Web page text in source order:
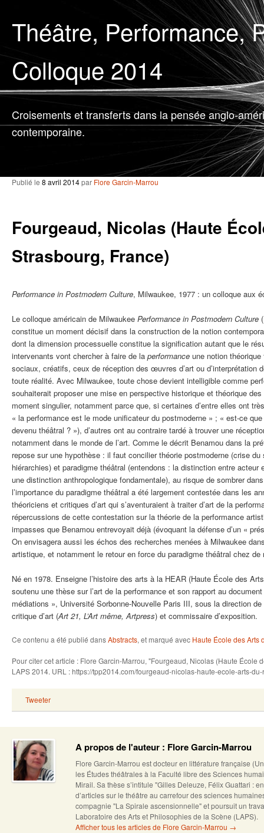
Théâtre, Performance,
Colloque 2014
Croisements et transferts dans la pensée anglo-
contemporaine.
Fourgeaud, Nicolas (Haute
Strasbourg, France)
Publié le 8 avril 2014par Flore Garcin-Marrou
Performance in Postmodern Culture, Milwaukee, 1977 : un colloque aux
Le colloque américain de Milwaukee Performance in Postmodern Culture
constitue un moment décisif dans la construction de la notion
dont la dimension processuelle constitue la signification autant que le
intervenants vont chercher à faire de la performance une notion
sociaux, créatifs, ceux de réception des œuvres d’art ou d’interprétation
toute réalité. Avec Milwaukee, toute chose devient intelligible comme
souhaiterait proposer une mise en perspective historique et théorique
moment singulier, notamment parce que, si certaines d’entre elles ont
« la performance est le mode unificateur du postmoderne » ; « est-ce
devenu théâtral ? »), d’autres ont au contraire tardé à trouver une
notamment dans le monde de l’art. Comme le décrit Benamou dans la
repose sur une hypothèse : il faut concilier théorie postmoderne (crise
hiérarchies) et paradigme théâtral (entendons : la distinction entre
une distinction anthropologique fondamentale), au risque de sombrer
l’importance du paradigme théâtral a été largement contestée dans les
théoriciens et critiques d’art qui s’aventuraient à traiter d’art de la
répercussions de cette contestation sur la théorie de la performance
impasses que Benamou entrevoyait déjà (évoquant la défense d’un «
On envisagera aussi les échos des recherches menées à Milwaukee
artistique, et notamment le retour en force du paradigme théâtral chez
Né en 1978. Enseigne l’histoire des arts à la HEAR (Haute École des
soutenu une thèse sur l’art de la performance et son rapport au
médiations », Université Sorbonne-Nouvelle Paris III, sous la direction
critique d’art (Art 21, L’Art même, Artpress) et commissaire d’exposition.
Ce contenu a été publié dansAbstracts, et marqué avec Haute École des Arts
Pour citer cet article : Flore Garcin-Marrou, "Fourgeaud, Nicolas (Haute École
LAPS 2014. URL : https://tpp2014.com/fourgeaud-nicolas-haute-ecole-arts-
Tweeter
A propos de l'auteur : Flore Garcin-Marrou
Flore Garcin-Marrou est docteur en littérature française
les Études théâtrales à la Faculté libre des Sciences
Mirail. Sa thèse s’intitule "Gilles Deleuze, Félix Guattari :
d’articles sur le théâtre au carrefour des sciences
compagnie "La Spirale ascensionnelle" et poursuit un
Laboratoire des Arts et Philosophies de la Scène (LAPS).
Afficher tous les articles de Flore Garcin-Marrou →